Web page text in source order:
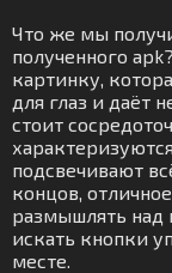
Что же мы
полученного
картинку,
для глаз и даёт
стоит
подсвечивают
концов,
размышлять над
искать кнопки
месте.